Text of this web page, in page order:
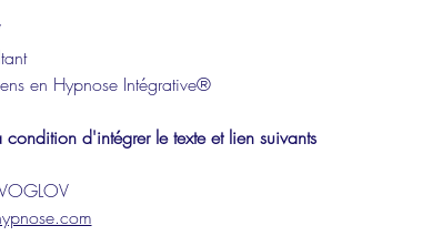
en Hypnose Intégrative®
d'intégrer le texte et lien suivants